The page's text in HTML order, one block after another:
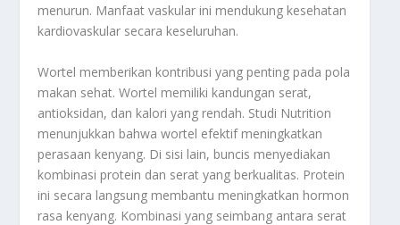
menurun. Manfaat vaskular ini mendukung kesehatan
kardiovaskular secara keseluruhan.
Wortel memberikan kontribusi yang penting pada pola
makan sehat. Wortel memiliki kandungan serat,
antioksidan, dan kalori yang rendah. Studi Nutrition
menunjukkan bahwa wortel efektif meningkatkan
perasaan kenyang. Di sisi lain, buncis menyediakan
kombinasi protein dan serat yang berkualitas. Protein
ini secara langsung membantu meningkatkan hormon
rasa kenyang. Kombinasi yang seimbang antara serat